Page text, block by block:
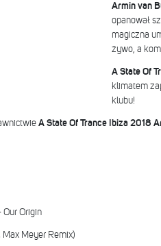
Armin van
opanował
magiczna
żywo, a
A State Of
klimatem
klubu!
A State Of Trance Ibiza 2018
Our Origin
Meyer Remix)